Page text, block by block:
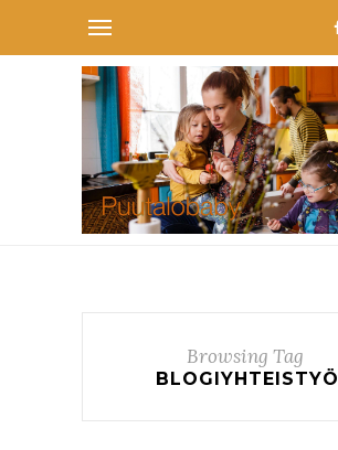
Browsing Tag
BLOGIYHTEISTYÖ